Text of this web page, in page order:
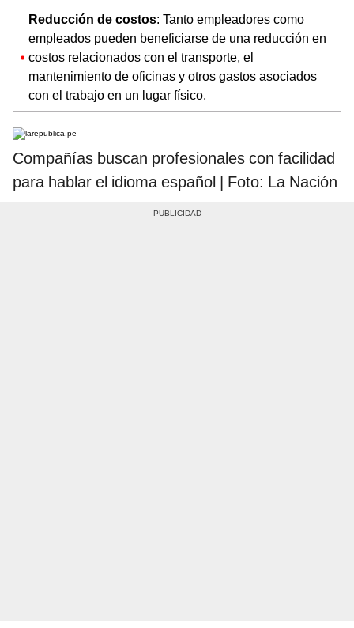
Reducción de costos: Tanto empleadores como
empleados pueden beneficiarse de una reducción en
costos relacionados con el transporte, el
mantenimiento de oficinas y otros gastos asociados
con el trabajo en un lugar físico.
Compañías buscan profesionales con facilidad
para hablar el idioma español | Foto: La Nación